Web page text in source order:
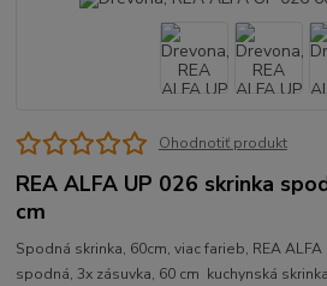
Ohodnotiť produkt
REA ALFA UP 026 skrinka
cm
Spodná skrinka, 60cm, viac farieb, REA
spodná, 3x zásuvka, 60 cm kuchynská